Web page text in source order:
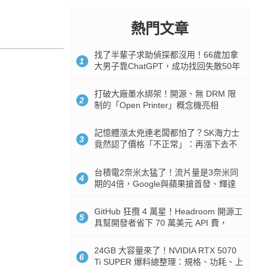
熱門文章
1
找了半輩子求助偵探都沒用！66歲加拿
大男子靠ChatGPT，成功找回失散50年
2
打破大廠墨水綁架！開源、無 DRM 限
制的「Open Printer」概念機亮相
3
記憶體漲太兇連老闆都怕了？SK海力士
竟然認了價格「不正常」：再漲下去不
4
台積電2奈米太猛了！流片量是3奈米同
期的4倍，Google與蘋果搶首發、輝達
5
GitHub 狂攬 4 萬星！Headroom 開源工
具幫開發者省下 70 萬美元 API 費，
6
24GB 大容量來了！NVIDIA RTX 5070
Ti SUPER 爆料總整理：規格、功耗、上